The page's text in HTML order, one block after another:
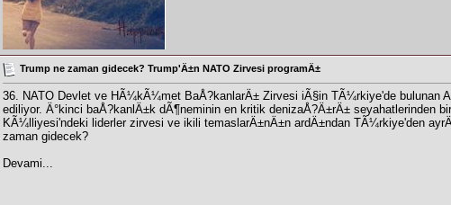
Trump ne zaman gidecek? Trump'Ä±n NATO Zirvesi programÄ±
36. NATO Devlet ve HÃ¼kÃ¼met BaÅ?kanlarÄ± Zirvesi iÃ§in TÃ¼rkiye'de bulunan
ediliyor. Ä°kinci baÅ?kanlÄ±k dÃ¶neminin en kritik denizaÅ?Ä±rÄ± seyahatlerinden
KÃ¼lliyesi'ndeki liderler zirvesi ve ikili temaslarÄ±nÄ±n ardÄ±ndan TÃ¼rkiye'den
zaman gidecek?
Devami...